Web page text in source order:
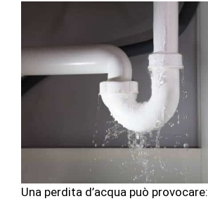
Una perdita d’acqua può provocare: